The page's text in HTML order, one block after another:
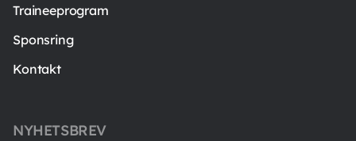
Traineeprogram
Sponsring
Kontakt
NYHETSBREV